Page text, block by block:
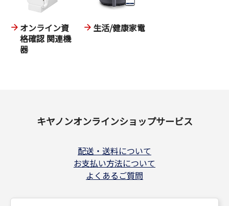
オンライン資
格確認 関連機
器
生活/健康家電
キヤノンオンラインショップサービス
配送・送料について
お支払い方法について
よくあるご質問